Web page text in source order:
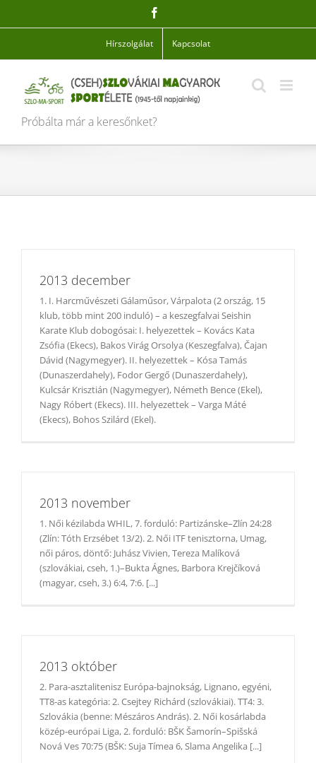
Hírszolgálat Kapcsolat
Próbálta már a keresőnket?
2013 december
1. I. Harcművészeti Gálaműsor, Várpalota (2 ország, 15
klub, több mint 200 induló) – a keszegfalvai Seishin
Karate Klub dobogósai: I. helyezettek – Kovács Kata
Zsófia (Ekecs), Bakos Virág Orsolya (Keszegfalva), Čajan
Dávid (Nagymegyer). II. helyezettek – Kósa Tamás
(Dunaszerdahely), Fodor Gergő (Dunaszerdahely),
Kulcsár Krisztián (Nagymegyer), Németh Bence (Ekel),
Nagy Róbert (Ekecs). III. helyezettek – Varga Máté
(Ekecs), Bohos Szilárd (Ekel).
2013 november
1. Női kézilabda WHIL, 7. forduló: Partizánske–Zlín 24:28
(Zlín: Tóth Erzsébet 13/2). 2. Női ITF tenisztorna, Umag,
női páros, döntő: Juhász Vivien, Tereza Malíková
(szlovákiai, cseh, 1.)–Bukta Ágnes, Barbora Krejčíková
(magyar, cseh, 3.) 6:4, 7:6. [...]
2013 október
2. Para-asztalitenisz Európa-bajnokság, Lignano, egyéni,
TT8-as kategória: 2. Csejtey Richárd (szlovákiai). TT4: 3.
Szlovákia (benne: Mészáros András). 2. Női kosárlabda
közép-európai Liga, 2. forduló: BŠK Šamorín–Spišská
Nová Ves 70:75 (BŠK: Suja Tímea 6, Slama Angelika [...]